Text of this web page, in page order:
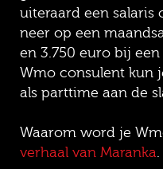
uiteraard een salaris
neer op een
en 3.750 euro bij
Wmo consulent kun
als parttime aan de
Waarom word je
verhaal van Maranka.